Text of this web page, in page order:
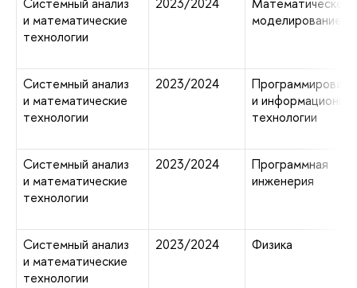
и математические
технологии
моделирование
Системный анализ
и математические
технологии
2023/2024
и
технологии
Системный анализ
и математические
технологии
2023/2024
Программная
инженерия
Системный анализ
и математические
технологии
2023/2024 Физика